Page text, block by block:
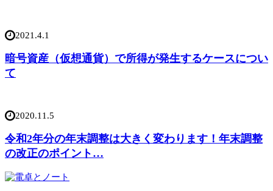
2021.4.1
暗号資産（仮想通貨）で所得が発生するケースについ
て
2020.11.5
令和2年分の年末調整は大きく変わります！年末調整
の改正のポイント…